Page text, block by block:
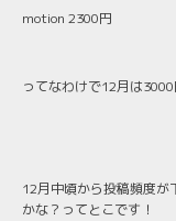
motion 2300円
ってなわけで12月は3000
12月中頃から投稿頻度が
かな？ってとこです！